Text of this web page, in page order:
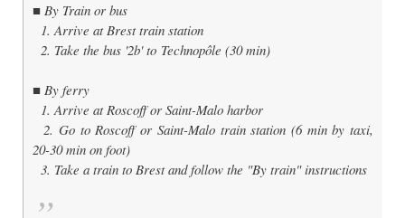
■ By Train or bus
1. Arrive at Brest train station
2. Take the bus '2b' to Technopôle (30 min)
■ By ferry
1. Arrive at Roscoff or Saint-Malo harbor
2. Go to Roscoff or Saint-Malo train station (6 min by taxi,
20-30 min on foot)
3. Take a train to Brest and follow the "By train" instructions